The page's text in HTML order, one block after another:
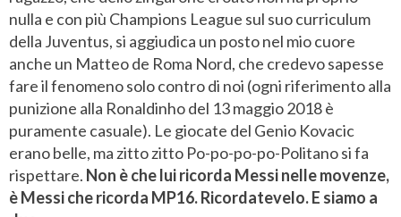
nulla e con più Champions League sul suo curriculum
della Juventus, si aggiudica un posto nel mio cuore
anche un Matteo de Roma Nord, che credevo sapesse
fare il fenomeno solo contro di noi (ogni riferimento alla
punizione alla Ronaldinho del 13 maggio 2018 è
puramente casuale). Le giocate del Genio Kovacic
erano belle, ma zitto zitto Po-po-po-po-Politano si fa
rispettare. Non è che lui ricorda Messi nelle movenze,
è Messi che ricorda MP16. Ricordatevelo. E siamo a